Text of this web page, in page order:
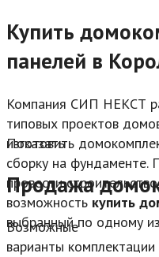
Купить
панелей в
Компания СИП НЕКСТ
типовых проектов
изготовить
сборку на фундаменте.
провести
возможность купить
выбранный по одному
Показать
Продажа
Возможные
варианты комплектации